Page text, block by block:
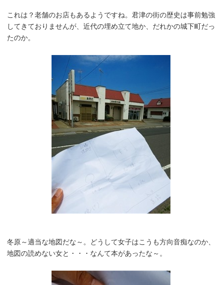
これは？老舗のお店もあるようですね。君津の街の歴史は事前勉強
してきておりませんが、近代の埋め立て地か、だれかの城下町だっ
たのか。
冬原～適当な地図だな～。どうして女子はこうも方向音痴なのか、
地図の読めない女と・・・なんて本があったな～。